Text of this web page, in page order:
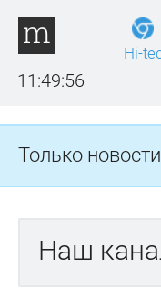
11:49:56
Hi-tech
Только
Наш